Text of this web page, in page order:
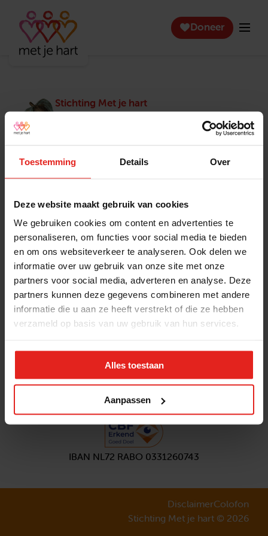
Toestemming Details Over
Deze website maakt gebruik van cookies
We gebruiken cookies om content en advertenties te
personaliseren, om functies voor social media te bieden
en om ons websiteverkeer te analyseren. Ook delen we
informatie over uw gebruik van onze site met onze
partners voor social media, adverteren en analyse. Deze
partners kunnen deze gegevens combineren met andere
informatie die u aan ze heeft verstrekt of die ze hebben
verzameld op basis van uw gebruik van hun services.
Alles toestaan
Aanpassen
Doneer
Stichting Met je hart
Stichting Met je hart laat ouderen die zich
eenzaam voelen weer genieten en inspireert
winnaar van het Appeltje van Oranje.
Actuele vacatures
Pers en media
Jaarverslag 2025
Contact
Klachtenprocedure
Privacyverklaring
Opzeggen
Volg ons
Aanmeldennieuwsbrief
IBAN NL72 RABO 0331260743
DisclaimerColofon
Stichting Met je hart © 2026